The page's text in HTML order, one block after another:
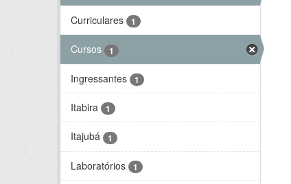
Curriculares 1
Cursos 1
Ingressantes 1
Itabira 1
Itajubá 1
Laboratórios 1